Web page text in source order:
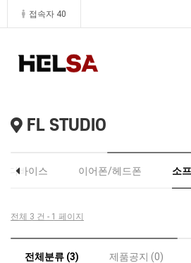
접속자 40
FL STUDIO
/디바이스 이어폰/헤드폰 소
전체 3 건 - 1 페이지
전체분류 (3) 제품공지 (0)